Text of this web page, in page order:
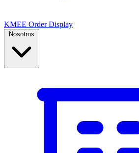
KMEE Order Display